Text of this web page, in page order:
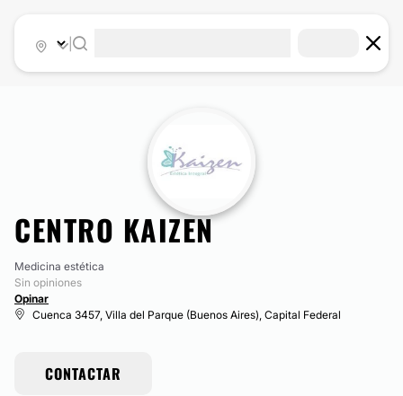
CENTRO KAIZEN
Medicina estética
Sin opiniones
Opinar
Cuenca 3457, Villa del Parque (Buenos Aires), Capital Federal
CONTACTAR